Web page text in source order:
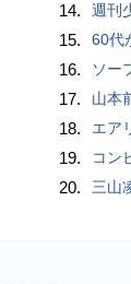
14. 週刊
15. 60代
16. ソー
17. 山本
18. エア
19. コン
20. 三山